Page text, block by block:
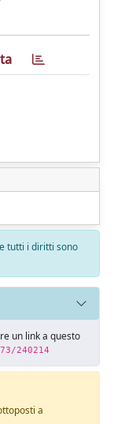
tutti i diritti sono
un link a questo
240214
a